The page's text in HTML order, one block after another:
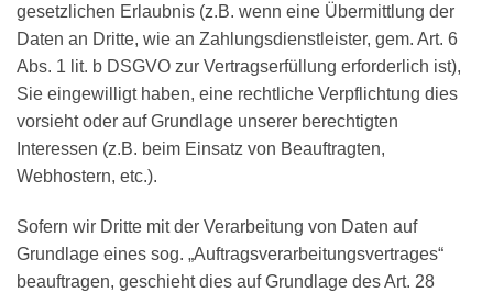
gesetzlichen Erlaubnis (z.B. wenn eine Übermittlung der
Daten an Dritte, wie an Zahlungsdienstleister, gem. Art. 6
Abs. 1 lit. b DSGVO zur Vertragserfüllung erforderlich ist),
Sie eingewilligt haben, eine rechtliche Verpflichtung dies
vorsieht oder auf Grundlage unserer berechtigten
Interessen (z.B. beim Einsatz von Beauftragten,
Webhostern, etc.).
Sofern wir Dritte mit der Verarbeitung von Daten auf
Grundlage eines sog. „Auftragsverarbeitungsvertrages“
beauftragen, geschieht dies auf Grundlage des Art. 28